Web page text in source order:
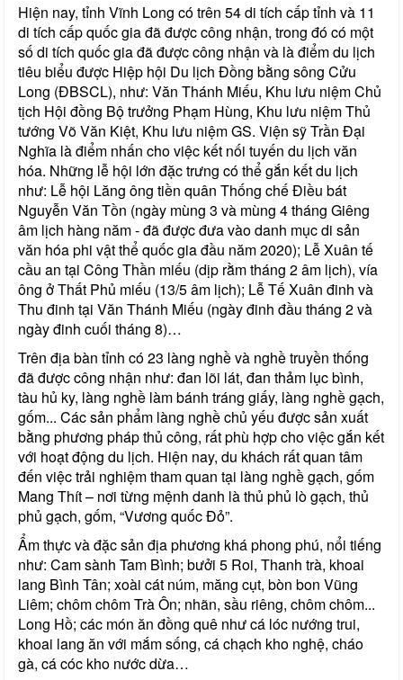
Hiện nay, tỉnh Vĩnh Long có trên 54 di tích cấp tỉnh và 11
di tích cấp quốc gia đã được công nhận, trong đó có một
số di tích quốc gia đã được công nhận và là điểm du lịch
tiêu biểu được Hiệp hội Du lịch Đồng bằng sông Cửu
Long (ĐBSCL), như: Văn Thánh Miếu, Khu lưu niệm Chủ
tịch Hội đồng Bộ trưởng Phạm Hùng, Khu lưu niệm Thủ
tướng Võ Văn Kiệt, Khu lưu niệm GS. Viện sỹ Trần Đại
Nghĩa là điểm nhấn cho việc kết nối tuyến du lịch văn
hóa. Những lễ hội lớn đặc trưng có thể gắn kết du lịch
như: Lễ hội Lăng ông tiền quân Thống chế Điều bát
Nguyễn Văn Tồn (ngày mùng 3 và mùng 4 tháng Giêng
âm lịch hàng năm - đã được đưa vào danh mục di sản
văn hóa phi vật thể quốc gia đầu năm 2020); Lễ Xuân tế
cầu an tại Công Thần miếu (dịp rằm tháng 2 âm lịch), vía
ông ở Thất Phủ miếu (13/5 âm lịch); Lễ Tế Xuân đinh và
Thu đinh tại Văn Thánh Miếu (ngày đinh đầu tháng 2 và
ngày đinh cuối tháng 8)…
Trên địa bàn tỉnh có 23 làng nghề và nghề truyền thống
đã được công nhận như: đan lõi lát, đan thảm lục bình,
tàu hủ ky, làng nghề làm bánh tráng giấy, làng nghề gạch,
gốm... Các sản phẩm làng nghề chủ yếu được sản xuất
bằng phương pháp thủ công, rất phù hợp cho việc gắn kết
với hoạt động du lịch. Hiện nay, du khách rất quan tâm
đến việc trải nghiệm tham quan tại làng nghề gạch, gốm
Mang Thít – nơi từng mệnh danh là thủ phủ lò gạch, thủ
phủ gạch, gốm, “Vương quốc Đỏ”.
Ẩm thực và đặc sản địa phương khá phong phú, nổi tiếng
như: Cam sành Tam Bình; bưởi 5 Roi, Thanh trà, khoai
lang Bình Tân; xoài cát núm, măng cụt, bòn bon Vũng
Liêm; chôm chôm Trà Ôn; nhãn, sầu riêng, chôm chôm...
Long Hồ; các món ăn đồng quê như cá lóc nướng trui,
khoai lang ăn với mắm sống, cá chạch kho nghệ, cháo
gà, cá cóc kho nước dừa…